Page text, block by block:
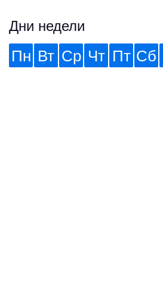
Дни недели
Пн Вт Ср Чт Пт Сб